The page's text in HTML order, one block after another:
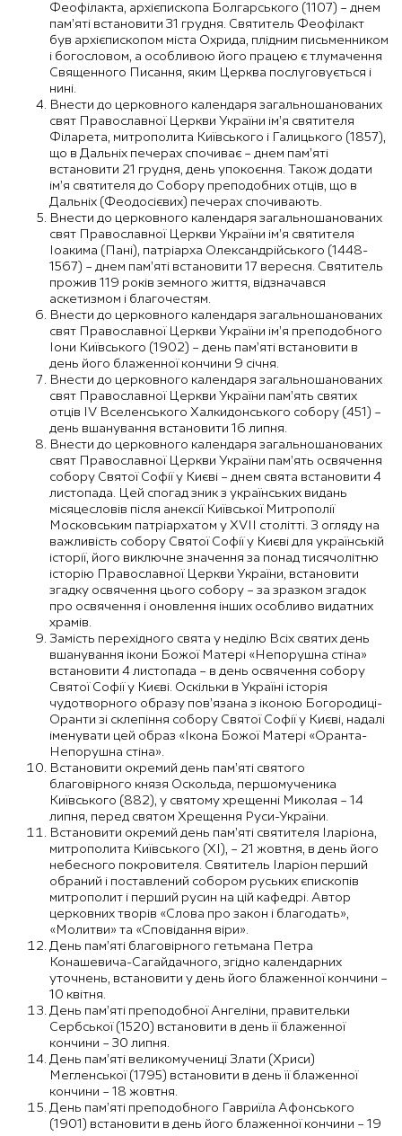
Феофілакта, архієпископа Болгарського (1107) – днем
пам’яті встановити 31 грудня. Святитель Феофілакт
був архієпископом міста Охрида, плідним письменником
і богословом, а особливою його працею є тлумачення
Священного Писання, яким Церква послуговується і
нині.
Внести до церковного календаря загальношанованих
свят Православної Церкви України ім’я святителя
Філарета, митрополита Київського і Галицького (1857),
що в Дальніх печерах спочиває – днем пам’яті
встановити 21 грудня, день упокоєння. Також додати
ім’я святителя до Собору преподобних отців, що в
Дальніх (Феодосієвих) печерах спочивають.
Внести до церковного календаря загальношанованих
свят Православної Церкви України ім’я святителя
Іоакима (Пані), патріарха Олександрійського (1448-
1567) – днем пам’яті встановити 17 вересня. Святитель
прожив 119 років земного життя, відзначався
аскетизмом і благочестям.
Внести до церковного календаря загальношанованих
свят Православної Церкви України ім’я преподобного
Іони Київського (1902) – день пам’яті встановити в
день його блаженної кончини 9 січня.
Внести до церковного календаря загальношанованих
свят Православної Церкви України пам’ять святих
отців IV Вселенського Халкидонського собору (451) –
день вшанування встановити 16 липня.
Внести до церковного календаря загальношанованих
свят Православної Церкви України пам’ять освячення
собору Святої Софії у Києві – днем свята встановити 4
листопада. Цей спогад зник з українських видань
місяцесловів після анексії Київської Митрополії
Московським патріархатом у XVII столітті. З огляду на
важливість собору Святої Софії у Києві для українській
історії, його виключне значення за понад тисячолітню
історію Православної Церкви України, встановити
згадку освячення цього собору – за зразком згадок
про освячення і оновлення інших особливо видатних
храмів.
Замість перехідного свята у неділю Всіх святих день
вшанування ікони Божої Матері «Непорушна стіна»
встановити 4 листопада – в день освячення собору
Святої Софії у Києві. Оскільки в Україні історія
чудотворного образу пов’язана з іконою Богородиці-
Оранти зі склепіння собору Святої Софії у Києві, надалі
іменувати цей образ «Ікона Божої Матері «Оранта-
Непорушна стіна».
Встановити окремий день пам’яті святого
благовірного князя Оскольда, першомученика
Київського (882), у святому хрещенні Миколая – 14
липня, перед святом Хрещення Руси-України.
Встановити окремий день пам’яті святителя Іларіона,
митрополита Київського (ХІ), – 21 жовтня, в день його
небесного покровителя. Святитель Іларіон перший
обраний і поставлений собором руських єпископів
митрополит і перший русин на цій кафедрі. Автор
церковних творів «Слова про закон і благодать»,
«Молитви» та «Сповідання віри».
День пам’яті благовірного гетьмана Петра
Конашевича-Сагайдачного, згідно календарних
уточнень, встановити у день його блаженної кончини –
10 квітня.
День пам’яті преподобної Ангеліни, правительки
Сербської (1520) встановити в день її блаженної
кончини – 30 липня.
День пам’яті великомучениці Злати (Хриси)
Мегленської (1795) встановити в день її блаженної
кончини – 18 жовтня.
День пам’яті преподобного Гавриїла Афонського
(1901) встановити в день його блаженної кончини – 19